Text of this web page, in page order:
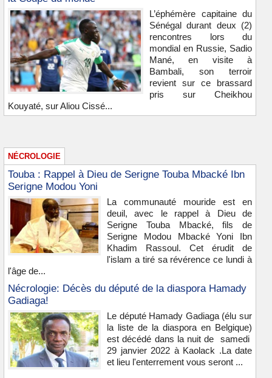
L’éphémère capitaine du
Sénégal durant deux (2)
rencontres lors du
mondial en Russie, Sadio
Mané, en visite à
Bambali, son terroir
revient sur ce brassard
pris sur Cheikhou
Kouyaté, sur Aliou Cissé...
NÉCROLOGIE
Touba : Rappel à Dieu de Serigne Touba Mbacké Ibn
Serigne Modou Yoni
La communauté mouride est en
deuil, avec le rappel à Dieu de
Serigne Touba Mbacké, fils de
Serigne Modou Mbacké Yoni Ibn
Khadim Rassoul. Cet érudit de
l'islam a tiré sa révérence ce lundi à
l'âge de...
Nécrologie: Décès du député de la diaspora Hamady
Gadiaga!
Le député Hamady Gadiaga (élu sur
la liste de la diaspora en Belgique)
est décédé dans la nuit de samedi
29 janvier 2022 à Kaolack .La date
et lieu l'enterrement vous seront ...